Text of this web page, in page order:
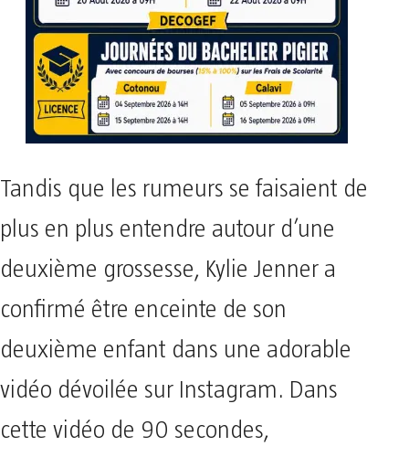
Tandis que les rumeurs se faisaient de
plus en plus entendre autour d’une
deuxième grossesse, Kylie Jenner a
confirmé être enceinte de son
deuxième enfant dans une adorable
vidéo dévoilée sur Instagram. Dans
cette vidéo de 90 secondes,